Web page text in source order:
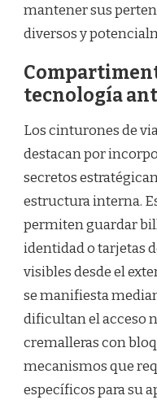
mantener sus
diversos y
tecnología
Los cinturones de
destacan por
secretos
estructura interna.
permiten guardar
identidad o tarjetas
visibles desde el
se manifiesta
dificultan el acceso
cremalleras con
mecanismos que
específicos para su